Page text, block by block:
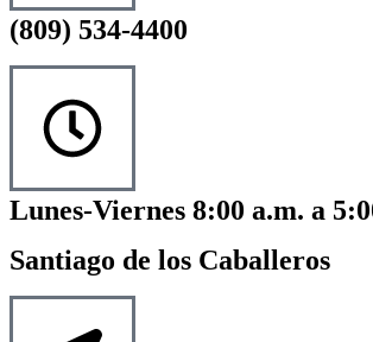
(809) 534-4400
Lunes-Viernes 8:00 a.m. a
Santiago de los Caballeros